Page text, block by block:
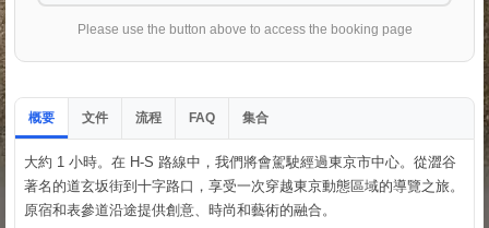
Please use the button above to access the booking page
概要 文件 流程 FAQ 集合
大約 1 小時。在 H-S 路線中，我們將會駕駛經過東京市中心。從澀谷
著名的道玄坂街到十字路口，享受一次穿越東京動態區域的導覽之旅。
原宿和表參道沿途提供創意、時尚和藝術的融合。